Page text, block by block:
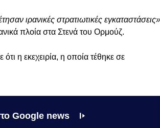
ιρανικές στρατιωτικές εγκαταστάσεις»
πλοία στα Στενά του Ορμούζ.
ότι η εκεχειρία, η οποία τέθηκε σε
Google news